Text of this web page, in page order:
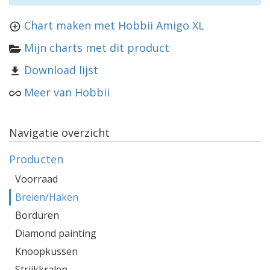
Chart maken met Hobbii Amigo XL
Mijn charts met dit product
Download lijst
Meer van Hobbii
Navigatie overzicht
Producten
Voorraad
Breien/Haken
Borduren
Diamond painting
Knoopkussen